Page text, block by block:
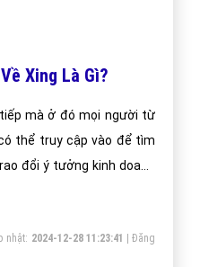
Xing Là Gì?
mà ở đó mọi người từ
thể truy cập vào để tìm
đổi ý tưởng kinh doanh
nhật: 2024-12-28 11:23:41 |Đăng